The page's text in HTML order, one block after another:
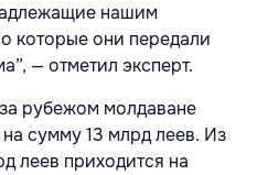
нашим
которые они передали
— отметил эксперт.
рубежом молдаване
сумму 13 млрд леев. Из
леев приходится на